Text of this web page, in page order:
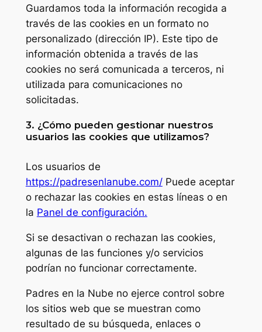
Guardamos toda la información recogida a
través de las cookies en un formato no
personalizado (dirección IP). Este tipo de
información obtenida a través de las
cookies no será comunicada a terceros, ni
utilizada para comunicaciones no
solicitadas.
3. ¿Cómo pueden gestionar nuestros
usuarios las cookies que utilizamos?
Los usuarios de
https://padresenlanube.com/Puede aceptar
o rechazar las cookies en estas líneas o en
la Panel de configuración.
Si se desactivan o rechazan las cookies,
algunas de las funciones y/o servicios
podrían no funcionar correctamente.
Padres en la Nube no ejerce control sobre
los sitios web que se muestran como
resultado de su búsqueda, enlaces o